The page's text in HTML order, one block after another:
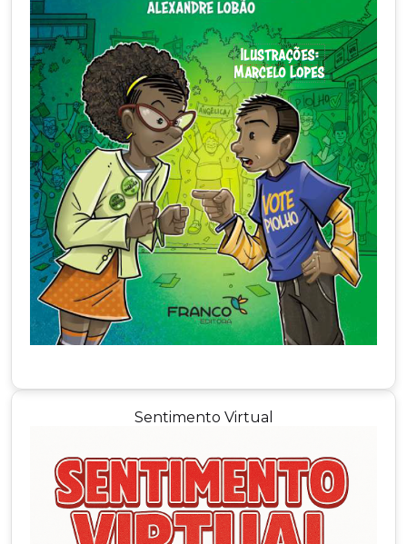
Sentimento Virtual